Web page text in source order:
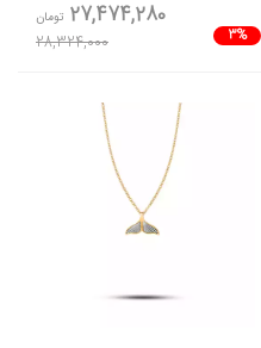
3%
27,474,280 تومان
28,324,000